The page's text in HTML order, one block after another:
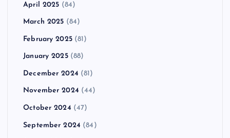
April 2025 (84)
March 2025 (84)
February 2025(81)
January 2025(88)
December 2024 (81)
November 2024 (44)
October 2024 (47)
September 2024 (84)